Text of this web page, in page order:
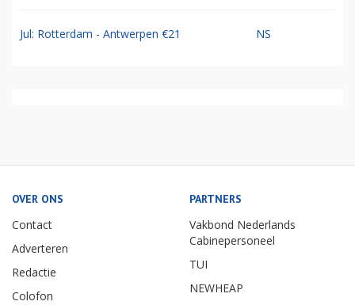
Jul: Rotterdam - Antwerpen €21 NS
OVER ONS
Contact
Adverteren
Redactie
Colofon
PARTNERS
Vakbond Nederlands
Cabinepersoneel
TUI
NEWHEAP